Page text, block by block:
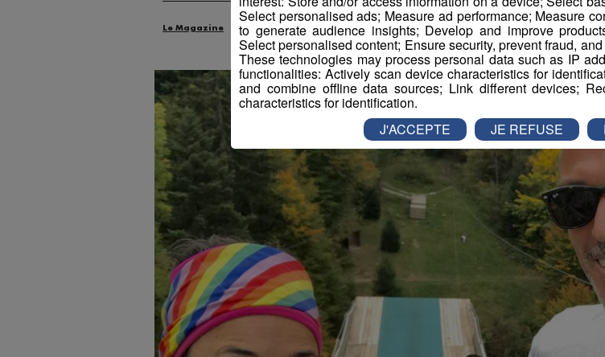
Le Magazine Radio Mont Blanc Animation La Matinale des Super Lève-Tôt
Select personalised ads; Measure ad performance; Measure
to generate audience insights; Develop and improve
Select personalised content; Ensure security, prevent fraud,
These technologies may process personal data such as IP
functionalities: Actively scan device characteristics for
and combine offline data sources; Link different devices;
characteristics for identification.
J'ACCEPTE JE REFUSE